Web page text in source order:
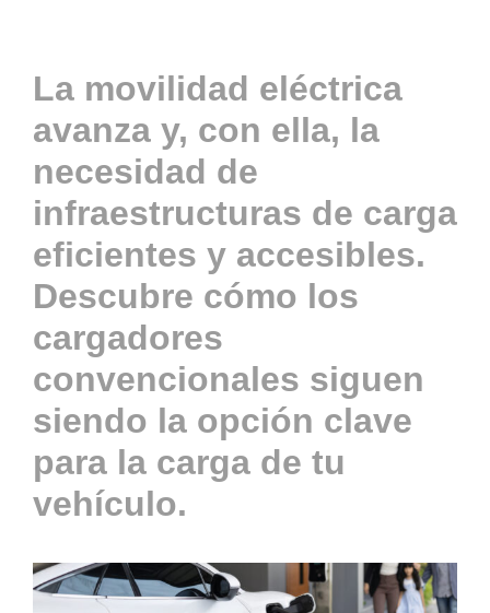
Contacto
ACCESO
La movilidad eléctrica
avanza y, con ella, la
necesidad de
infraestructuras de carga
eficientes y accesibles.
Descubre cómo los
cargadores
convencionales siguen
siendo la opción clave
para la carga de tu
vehículo.